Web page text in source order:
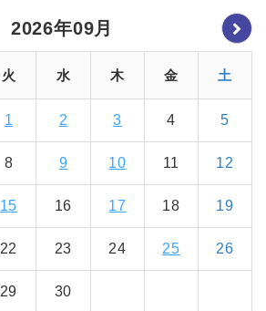
2026年09月
火 水 木 金 土
1 2 3 4 5
8 9 10 11 12
15 16 17 18 19
22 23 24 25 26
29 30